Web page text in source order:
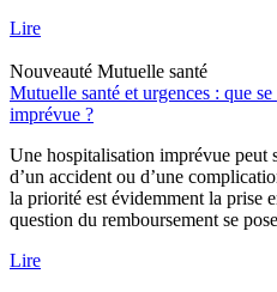
Lire
Nouveauté Mutuelle santé
Mutuelle santé et urgences : que
imprévue ?
Une hospitalisation imprévue peut
d’un accident ou d’une
la priorité est évidemment la prise
question du remboursement se
Lire